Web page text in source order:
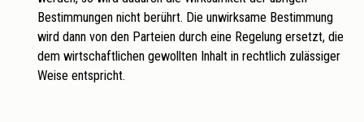
Bestimmungen nicht berührt. Die unwirksame Bestimmung
wird dann von den Parteien durch eine Regelung ersetzt, die
dem wirtschaftlichen gewollten Inhalt in rechtlich zulässiger
Weise entspricht.